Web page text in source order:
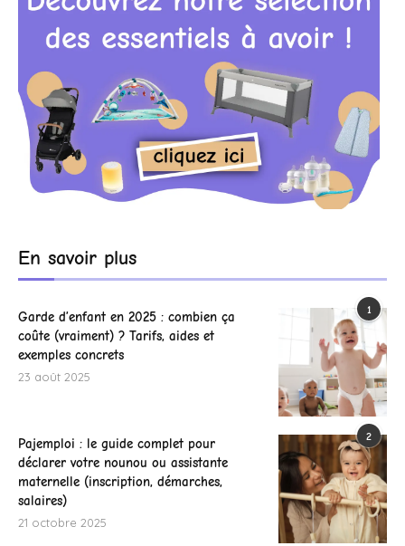
En savoir plus
1
Garde d’enfant en 2025 : combien ça
coûte (vraiment) ? Tarifs, aides et
exemples concrets
23 août 2025
2
Pajemploi : le guide complet pour
déclarer votre nounou ou assistante
maternelle (inscription, démarches,
salaires)
21 octobre 2025